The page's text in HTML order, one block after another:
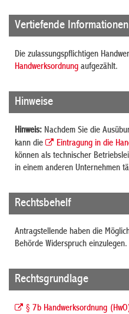
Vertiefende Informationen
Die zulassungspflichtigen
Handwerksordnung aufgezählt.
Hinweise
Hinweis: Nachdem Sie die
kann die
Eintragung in die
können als technischer
in einem anderen Unternehmen
Rechtsbehelf
Antragstellende haben die
Behörde Widerspruch einzulegen.
Rechtsgrundlage
§ 7b Handwerksordnung